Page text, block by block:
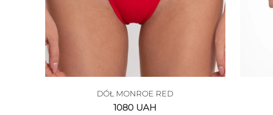
DÓŁ MONROE RED
1080 UAH